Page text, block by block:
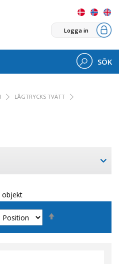
Logga in
SÖK
LÅGTRYCKS TVÄTT
objekt